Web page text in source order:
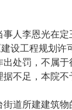
人李恩光在定
设工程规划许
处罚，不属
不足，本院不
道所建建筑物